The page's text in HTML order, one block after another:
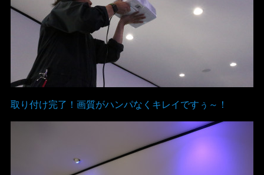
取り付け完了！画質がハンパなくキレイですぅ～！